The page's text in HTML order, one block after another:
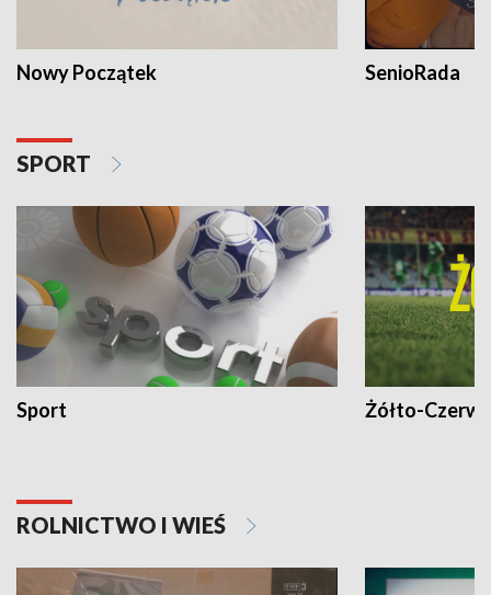
Nowy Początek SenioRada
SPORT
Sport Żółto-
ROLNICTWO I WIEŚ